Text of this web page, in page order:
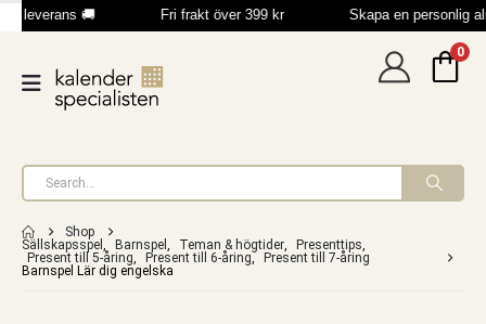
leverans 🚚 Fri frakt över 399 kr Skapa en personlig
0
Shop
Sällskapsspel , Barnspel , Teman & högtider, Presenttips,
Present till 5-åring, Present till 6-åring,
Present till 7-åring
Barnspel Lär dig engelska